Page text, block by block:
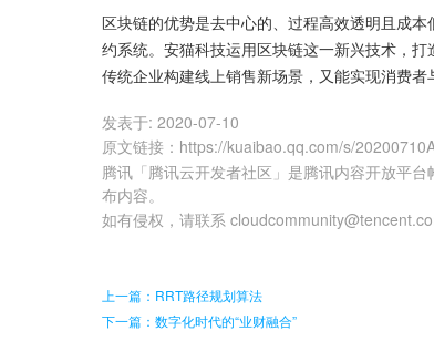
区块链的优势是去中心的、过程高效透明且成
约系统。安猫科技运用区块链这一新兴技术，
传统企业构建线上销售新场景，又能实现消费
发表于: 2020-07-10
原文链接 ： https://kuaibao.qq.com/s/
腾讯「腾讯云开发者社区」是腾讯内容开放平
布内容。
如有侵权，请联系
上一篇：RRT路径规划算法
下一篇：数字化时代的“业财融合”